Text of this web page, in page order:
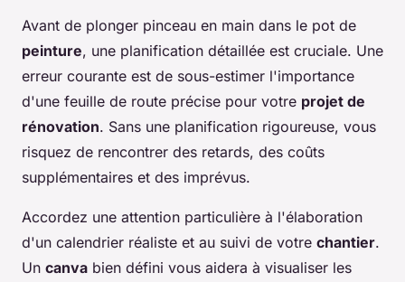
Avant de plonger pinceau en main dans le pot de
peinture, une planification détaillée est cruciale. Une
erreur courante est de sous-estimer l'importance
d'une feuille de route précise pour votre projet de
rénovation. Sans une planification rigoureuse, vous
risquez de rencontrer des retards, des coûts
supplémentaires et des imprévus.
Accordez une attention particulière à l'élaboration
d'un calendrier réaliste et au suivi de votre chantier.
Un canva bien défini vous aidera à visualiser les